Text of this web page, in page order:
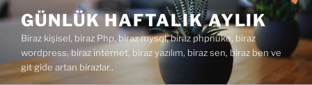
İçeriğe
geç
GÜNLÜK HAFTALIK AYLIK
Biraz kişisel, biraz Php, biraz mysql, biraz phpnuke, biraz
wordpress, biraz internet, biraz yazılım, biraz sen, biraz ben ve
git gide artan birazlar..